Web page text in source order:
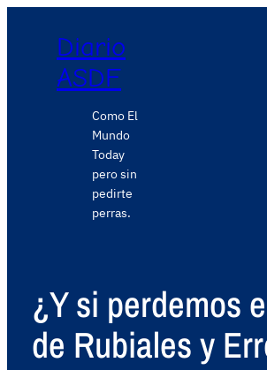
Diario
ASDF
Como El
Mundo
Today
pero sin
pedirte
perras.
¿Y si perdemos
de Rubiales y